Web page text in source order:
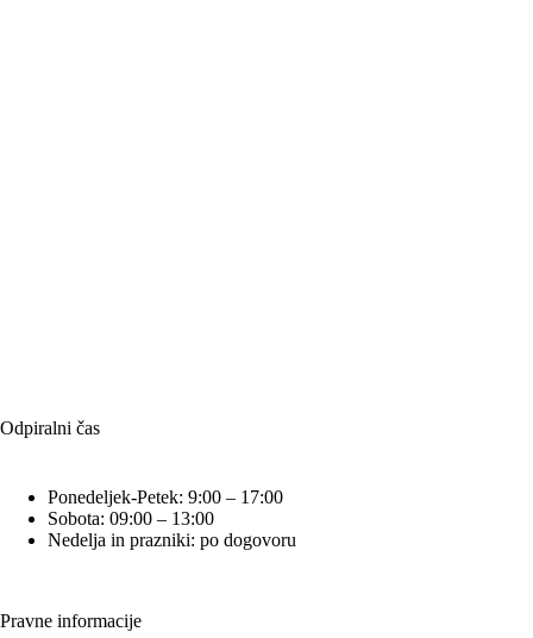
Odpiralni čas
Ponedeljek-Petek: 9:00 – 17:00
Sobota: 09:00 – 13:00
Nedelja in prazniki: po dogovoru
Pravne informacije